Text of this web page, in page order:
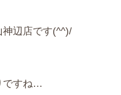
神辺店です(^^)/
ですね…